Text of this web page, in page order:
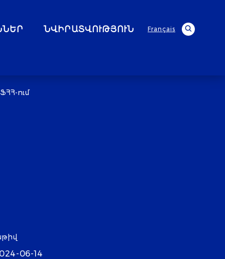
ՆՎԻՐԱՏՎՈՒԹՅՈՒՆ Français
ում
06-14